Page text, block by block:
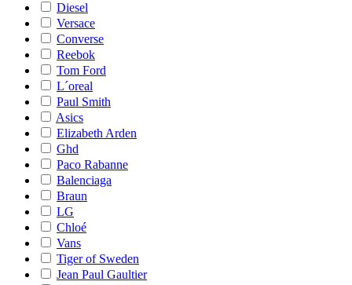
Diesel
Versace
Converse
Reebok
Tom Ford
L´oreal
Paul Smith
Asics
Elizabeth Arden
Ghd
Paco Rabanne
Balenciaga
Braun
LG
Chloé
Vans
Tiger of Sweden
Jean Paul Gaultier